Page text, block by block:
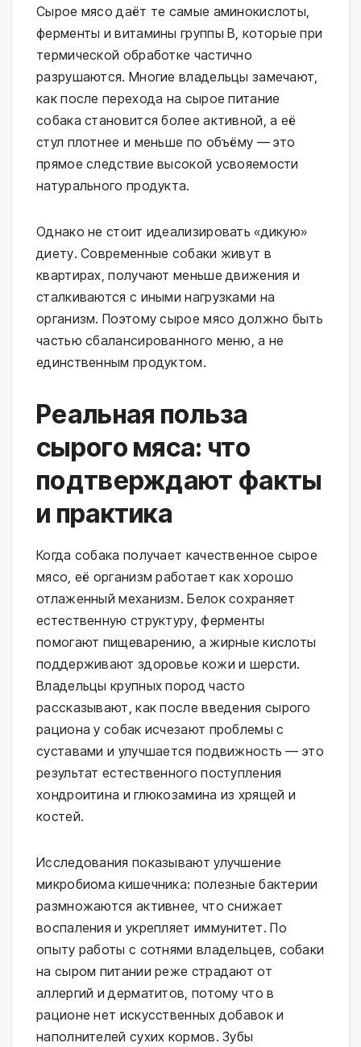
Сырое мясо даёт те самые аминокислоты,
ферменты и витамины группы B, которые при
термической обработке частично
разрушаются. Многие владельцы замечают,
как после перехода на сырое питание
собака становится более активной, а её
стул плотнее и меньше по объёму — это
прямое следствие высокой усвояемости
натурального продукта.
Однако не стоит идеализировать «дикую»
диету. Современные собаки живут в
квартирах, получают меньше движения и
сталкиваются с иными нагрузками на
организм. Поэтому сырое мясо должно быть
частью сбалансированного меню, а не
единственным продуктом.
Реальная польза
сырого мяса: что
подтверждают факты
и практика
Когда собака получает качественное сырое
мясо, её организм работает как хорошо
отлаженный механизм. Белок сохраняет
естественную структуру, ферменты
помогают пищеварению, а жирные кислоты
поддерживают здоровье кожи и шерсти.
Владельцы крупных пород часто
рассказывают, как после введения сырого
рациона у собак исчезают проблемы с
суставами и улучшается подвижность — это
результат естественного поступления
хондроитина и глюкозамина из хрящей и
костей.
Исследования показывают улучшение
микробиома кишечника: полезные бактерии
размножаются активнее, что снижает
воспаления и укрепляет иммунитет. По
опыту работы с сотнями владельцев, собаки
на сыром питании реже страдают от
аллергий и дерматитов, потому что в
рационе нет искусственных добавок и
наполнителей сухих кормов. Зубы